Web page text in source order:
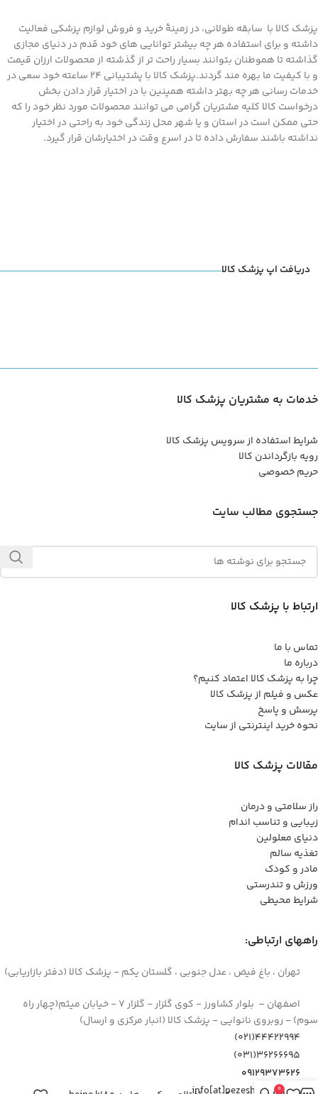
پزشک کالا با سابقه طولانی، در زمینۀ خرید و فروش لوازم پزشکی فعالیت
داشته و برای استفاده هر چه بیشتر توانایی های خود قدم در دنیای مجازی
گذاشته تا هموطنان بتوانند بسیار راحت تر از گذشته از محصولات ارزان قیمت
و با کیفیت ما بهره مند گردند.پزشک کالا با پشتیبانی 24 ساعته خود سعی در
خدمات رسانی هر چه بهتر داشته همپنین با در اختیار قرار دادن بخش
درخواست کالا کلیه مشتریان گرامی می توانند محصولات مورد نظر خود را که
حتی ممکن است در استان و یا شهر محل زندگی خود به راحتی در اختیار
نداشته باشند سفارش داده تا در اسرع وقت در اختیارشان قرار گیرد.
دریافت اپ پزشک کالا
خدمات به مشتریان پزشک کالا
شرایط استفاده از سرویس پزشک کالا
رویه بازگرداندن کالا
حریم خصوصی
جستجوی مطالب سایت
ارتباط با پزشک کالا
تماس با ما
درباره ما
چرا به پزشک کالا اعتماد کنیم؟
عکس و فیلم از پزشک کالا
پرسش و پاسخ
نحوه خرید اینترنتی از سایت
مقالات پزشک کالا
راز سلامتی و درمان
زیبایی و تناسب اندام
دنیای معلولین
تغذیه سالم
مادر و کودک
ورزش و تندرستی
شرایط محیطی
راههای ارتباطی:
تهران ، باغ فیض ، عدل جنوبی ، گلستان یکم - پزشک کالا (دفتر بازاریابی)
اصفهان – بلوار کشاورز - کوی گلزار - گلزار 7 - خیابان میثم(چهار راه
سوم) - روبروی نانوایی - پزشک کالا (انبار مرکزی و ارسال)
44422994(021)
۳۶۲۶۶۶۹۵(۰۳۱)
۰۹۱۲۹۳۷۳۶۲۶
0